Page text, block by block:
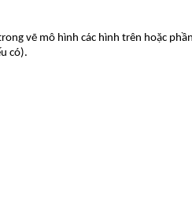
vẽ mô hình các hình trên hoặc
có).